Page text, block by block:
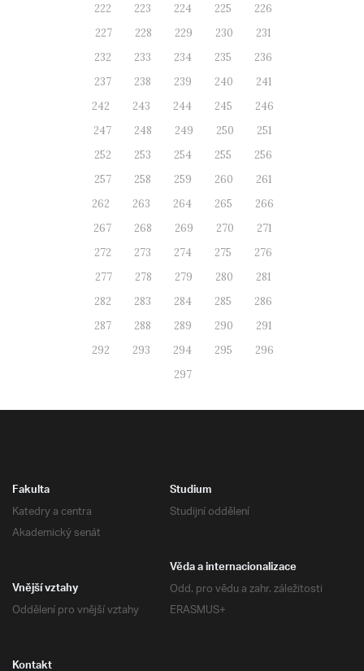
222
223 224 225
226
227
228 229 230
231
232
233 234 235
236
237
238 239 240
241
242
243 244 245
246
247
248 249 250
251
252
253 254 255
256
257
258 259 260
261
262
263 264 265
266
267
268 269 270
271
272
273 274 275
276
277
278 279 280
281
282
283 284 285
286
287
288 289 290
291
292
293 294 295
296
297
Fakulta
Katedry a centra
Akademický senát
Studium
Studijní oddělení
Věda a internacionalizace
Odd. pro vědu a zahr. záležitosti
ERASMUS+
Vnější vztahy
Oddělení pro vnější vztahy